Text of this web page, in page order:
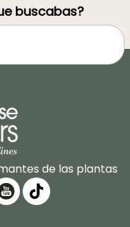
buscabas?
de las plantas